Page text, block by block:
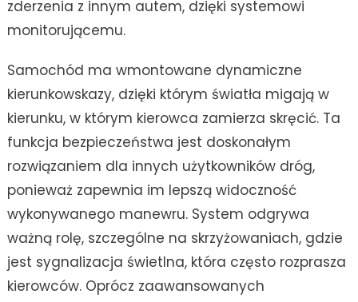
zderzenia z innym autem, dzięki systemowi
monitorującemu.
Samochód ma wmontowane dynamiczne
kierunkowskazy, dzięki którym światła migają w
kierunku, w którym kierowca zamierza skręcić. Ta
funkcja bezpieczeństwa jest doskonałym
rozwiązaniem dla innych użytkowników dróg,
ponieważ zapewnia im lepszą widoczność
wykonywanego manewru. System odgrywa
ważną rolę, szczególne na skrzyżowaniach, gdzie
jest sygnalizacja świetlna, która często rozprasza
kierowców. Oprócz zaawansowanych